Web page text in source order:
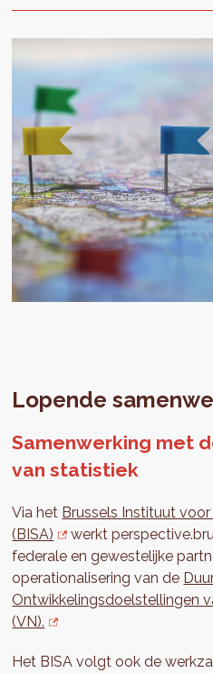
Lopende
Samenwerking met
van statistiek
Via het Brussels Instituut
(BISA)
werkt
federale en gewestelijke
operationalisering van de
Ontwikkelingsdoelstellingen
(VN).
Het BISA volgt ook de